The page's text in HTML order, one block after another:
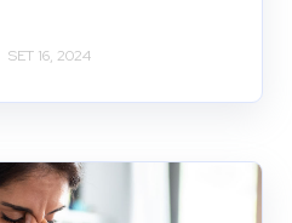
SET 16, 2024